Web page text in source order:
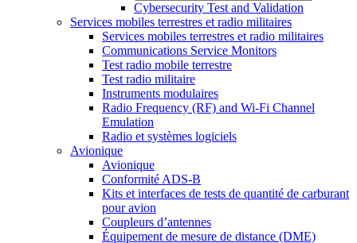
Cybersecurity Test and Validation
Services mobiles terrestres et radio militaires
Services mobiles terrestres et radio militaires
Communications Service Monitors
Test radio mobile terrestre
Test radio militaire
Instruments modulaires
Radio Frequency (RF) and Wi-Fi Channel
Emulation
Radio et systèmes logiciels
Avionique
Avionique
Conformité ADS-B
Kits et interfaces de tests de quantité de carburant
pour avion
Coupleurs d’antennes
Équipement de mesure de distance (DME)